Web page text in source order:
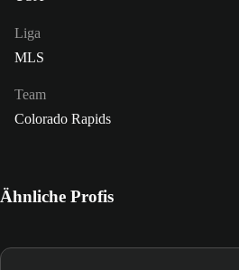
Liga
MLS
Team
Colorado Rapids
Ähnliche Profis